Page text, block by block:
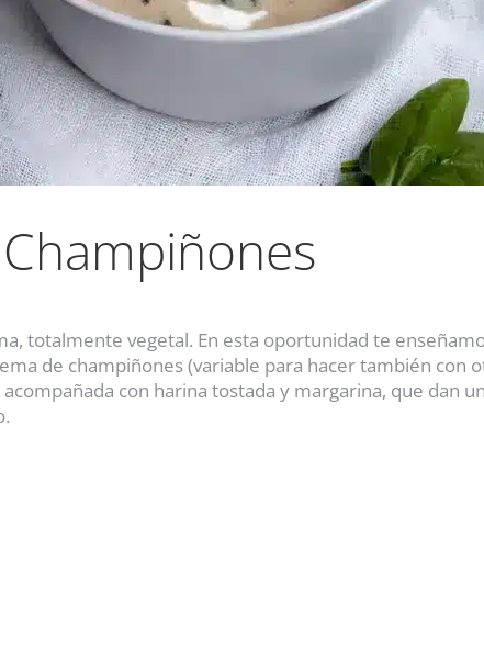
totalmente vegetal. En esta oportunidad te
de champiñones (variable para hacer también con
con harina tostada y margarina, que dan